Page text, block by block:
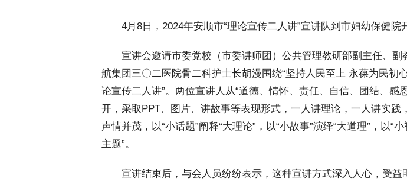
4月8日，2024年安顺市“理论宣传二人讲”宣讲队到市妇幼保健院
宣讲会邀请市委党校（市委讲师团）公共管理教研部副主任、副
航集团三〇二医院骨二科护士长胡漫围绕“坚持人民至上 永葆为民初
论宣传二人讲”。两位宣讲人从“道德、情怀、责任、自信、团结、感
开，采取PPT、图片、讲故事等表现形式，一人讲理论，一人讲实践
声情并茂，以“小话题”阐释“大理论”，以“小故事”演绎“大道理”，以“小
主题”。
宣讲结束后，与会人员纷纷表示，这种宣讲方式深入人心，受益